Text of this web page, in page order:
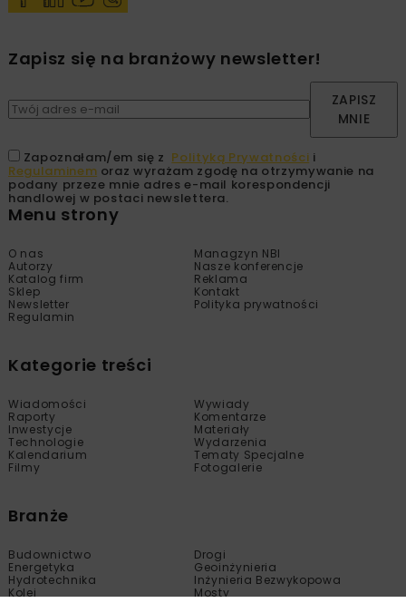
Zapisz się na branżowy newsletter!
ZAPISZ
MNIE
Zapoznałam/em się z Polityką Prywatności i
Regulaminem oraz wyrażam zgodę na otrzymywanie na
podany przeze mnie adres e-mail korespondencji
handlowej w postaci newslettera.
Menu strony
O nas
Managzyn NBI
Autorzy
Nasze konferencje
Katalog firm
Reklama
Sklep
Kontakt
Newsletter
Polityka prywatności
Regulamin
Kategorie treści
Wiadomości
Wywiady
Raporty
Komentarze
Inwestycje
Materiały
Technologie
Wydarzenia
Kalendarium
Tematy Specjalne
Filmy
Fotogalerie
Branże
Budownictwo
Drogi
Energetyka
Geoinżynieria
Hydrotechnika
Inżynieria Bezwykopowa
Kolej
Mosty